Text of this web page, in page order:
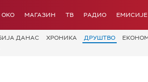
OKO МАГАЗИН ТВ РАДИО ЕМИСИЈЕ
ДАНАС ХРОНИКА ДРУШТВО